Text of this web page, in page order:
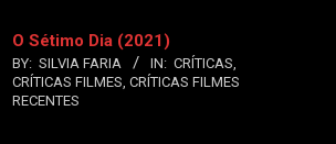
O Sétimo Dia (2021)
BY: SILVIA FARIA IN: CRÍTICAS,
CRÍTICAS FILMES, CRÍTICAS FILMES
RECENTES